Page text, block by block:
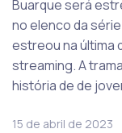
Buarque será
no elenco da série
estreou na última
streaming. A
história de de
15 de abril de 2023